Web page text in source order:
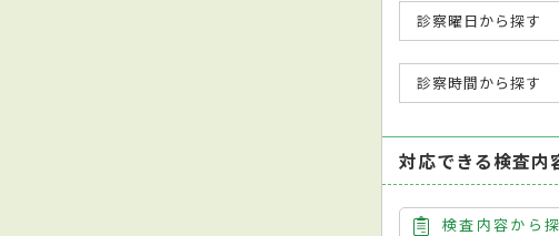
診察曜日から探す
診察時間から探す
対応できる検査内
検査内容から